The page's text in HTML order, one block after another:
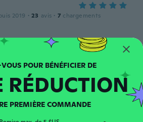
2019 · 23 avis · 7 chargements
2019 · 18 avis
RÉDUCTION
PREMIÈRE COMMANDE